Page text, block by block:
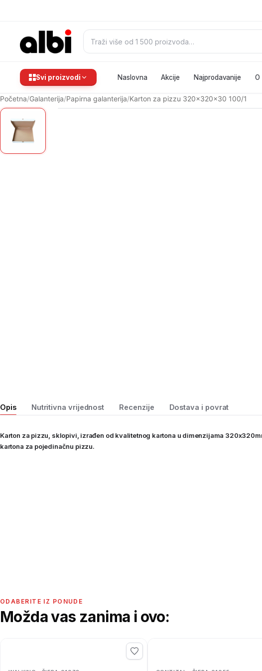
Pretraži:
Svi proizvodi Naslovna Akcije Najprodavanije O
Početna/Galanterija/Papirna galanterija/Karton za pizzu 320x320x30 100/1
Opis Nutritivna vrijednost Recenzije Dostava i povrat
Karton za pizzu, sklopivi, izrađen od kvalitetnog kartona u dimenzijama
kartona za pojedinačnu pizzu.
ODABERITE IZ PONUDE
Možda vas zanima i ovo: